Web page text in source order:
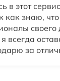
в этот
как знаю,
всегда
за